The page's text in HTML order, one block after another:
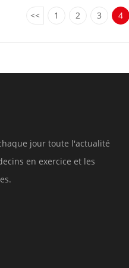
<< 1 2 3 4
jour toute l'actualité
en exercice et les